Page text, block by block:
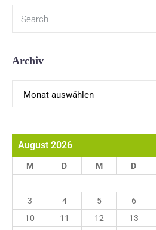
Archiv
Archiv
August 2026
M D M D
3
4 5 6
10
11 12 13